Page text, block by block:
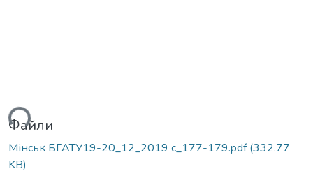
Файли
Мінськ БГАТУ19-20_12_2019 с_177-179.pdf(332.77
KB)